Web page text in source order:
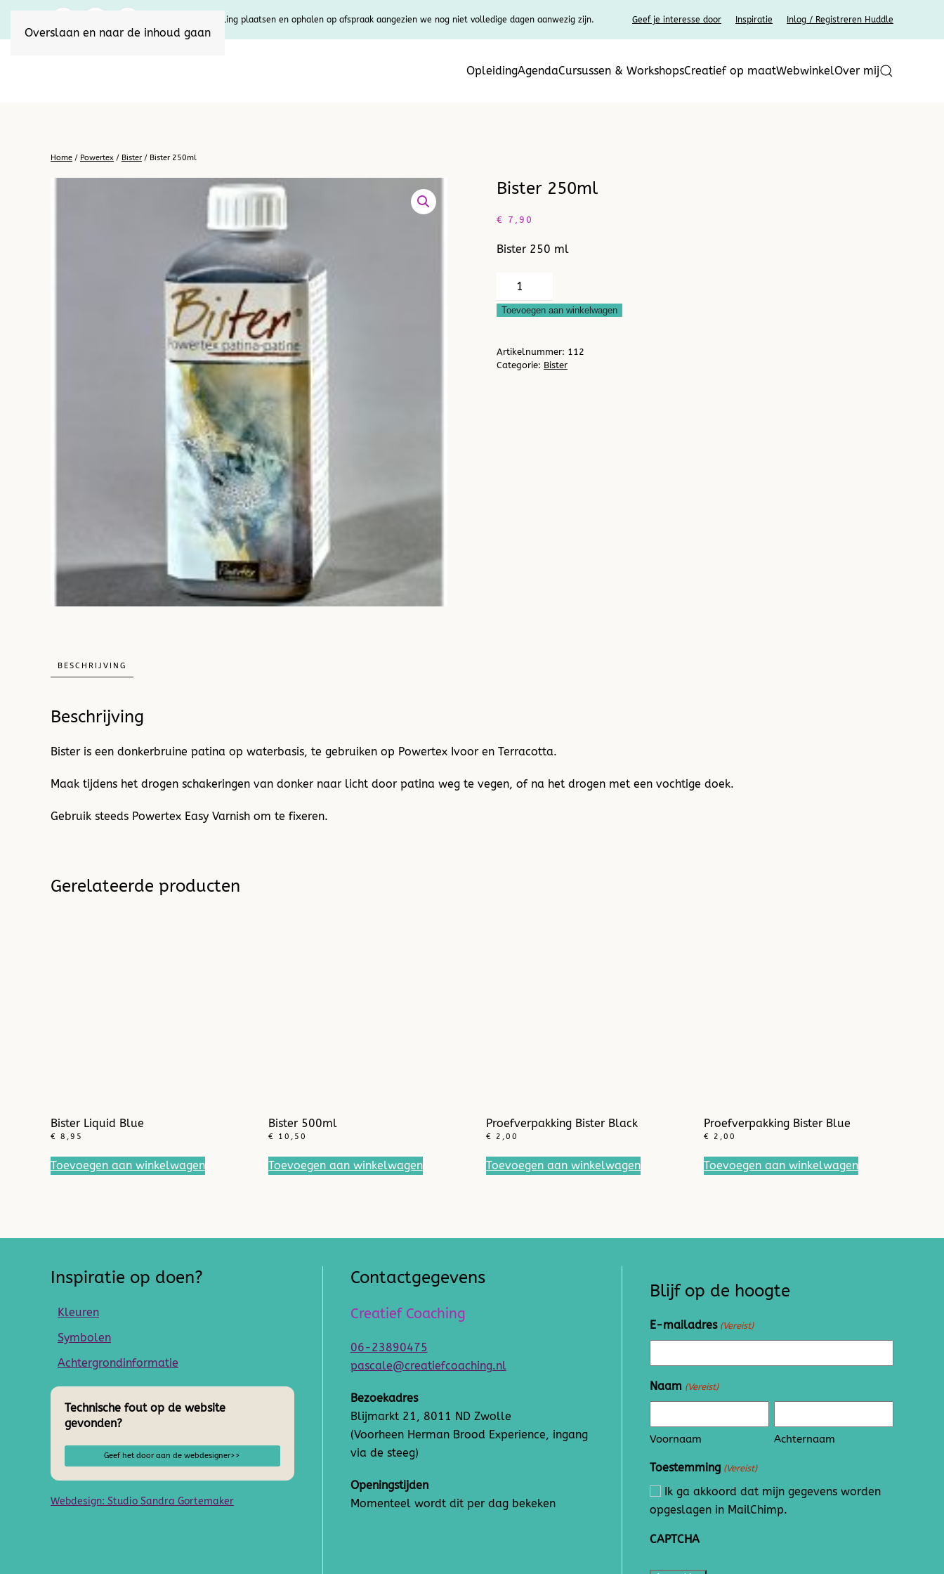
Overslaan en naar de inhoud gaan
U kunt uw bestelling plaatsen en ophalen op afspraak aangezien we nog niet volledige dagen aanwezig zijn. Geef je interesse door Inspiratie Inlog / Registreren Huddle
OpleidingAgendaCursussen & WorkshopsCreatief op maatWebwinkelOver mij
Home / Powertex / Bister/ Bister 250ml
Bister 250ml
€ 7,90
Bister 250 ml
Bister
250ml
aantal
Toevoegen aan winkelwagen
Artikelnummer: 112
Categorie: Bister
BESCHRIJVING
Beschrijving
Bister is een donkerbruine patina op waterbasis, te gebruiken op Powertex Ivoor en Terracotta.
Maak tijdens het drogen schakeringen van donker naar licht door patina weg te vegen, of na het drogen met een vochtige doek.
Gebruik steeds Powertex Easy Varnish om te fixeren.
Gerelateerde producten
Bister Liquid Blue
€ 8,95
Toevoegen aan winkelwagen
Bister 500ml
€ 10,50
Toevoegen aan winkelwagen
Proefverpakking Bister Black
€ 2,00
Toevoegen aan winkelwagen
Proefverpakking Bister Blue
€ 2,00
Toevoegen aan winkelwagen
Inspiratie op doen?
Kleuren
Symbolen
Achtergrondinformatie
Technische fout op de website
gevonden?
Geef het door aan de webdesigner>>
Webdesign: Studio Sandra Gortemaker
Contactgegevens
Creatief Coaching
06-23890475
pascale@creatiefcoaching.nl
Bezoekadres
Blijmarkt 21, 8011 ND Zwolle
(Voorheen Herman Brood Experience, ingang
via de steeg)
Openingstijden
Momenteel wordt dit per dag bekeken
Blijf op de hoogte
E-mailadres (Vereist)
Naam (Vereist)
Voornaam Achternaam
Toestemming (Vereist)
Ik ga akkoord dat mijn gegevens worden
opgeslagen in MailChimp.
CAPTCHA